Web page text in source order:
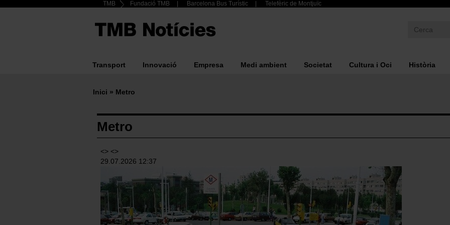
Header
Top
menu
TMB Fundació TMB Barcelona Bus Turístic Telefèric de Montjuïc
Main
navigation
Transport Innovació Empresa Medi ambient Societat Cultura i Oci Història
d'ariadna
Inici Metro
Metro
<> <>
29.07.2026 12:37